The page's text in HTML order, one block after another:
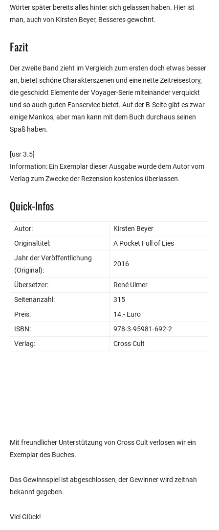
Wörter später bereits alles hinter sich gelassen haben. Hier ist
man, auch von Kirsten Beyer, Besseres gewohnt.
Fazit
Der zweite Band zieht im Vergleich zum ersten doch etwas besser
an, bietet schöne Charakterszenen und eine nette Zeitreisestory,
die geschickt Elemente der Voyager-Serie miteinander verquickt
und so auch guten Fanservice bietet. Auf der B-Seite gibt es zwar
einige Mankos, aber man kann mit dem Buch durchaus seinen
Spaß haben.
[usr 3.5]
Information: Ein Exemplar dieser Ausgabe wurde dem Autor vom
Verlag zum Zwecke der Rezension kostenlos überlassen.
Quick-Infos
Autor:
Kirsten Beyer
Originaltitel:
A Pocket Full of Lies
Jahr der Veröffentlichung
(Original):
2016
Übersetzer:
René Ulmer
Seitenanzahl:
315
Preis:
14.- Euro
ISBN:
978-3-95981-692-2
Verlag:
Cross Cult
Mit freundlicher Unterstützung von Cross Cult verlosen wir ein
Exemplar des Buches.
Das Gewinnspiel ist abgeschlossen, der Gewinner wird zeitnah
bekannt gegeben.
Viel Glück!